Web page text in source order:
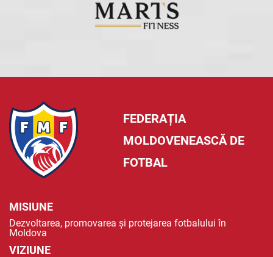
FEDERAȚIA
MOLDOVENEASCĂ DE
FOTBAL
MISIUNE
Dezvoltarea, promovarea și protejarea fotbalului în
Moldova
VIZIUNE